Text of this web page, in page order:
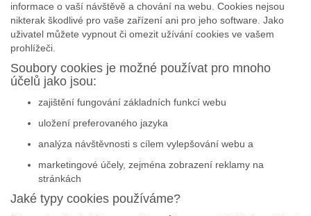
informace o vaší návštěvě a chování na webu. Cookies nejsou
nikterak škodlivé pro vaše zařízení ani pro jeho software. Jako
uživatel můžete vypnout či omezit užívání cookies ve vašem
prohlížeči.
Soubory cookies je možné používat pro mnoho
účelů jako jsou:
zajištění fungování základních funkcí webu
uložení preferovaného jazyka
analýza návštěvnosti s cílem vylepšování webu a
marketingové účely, zejména zobrazení reklamy na
stránkách
Jaké typy cookies používáme?